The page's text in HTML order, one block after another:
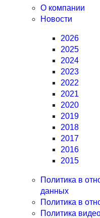
О компании
Новости
2026
2025
2024
2023
2022
2021
2020
2019
2018
2017
2016
2015
Политика в
данных
Политика в
Политика